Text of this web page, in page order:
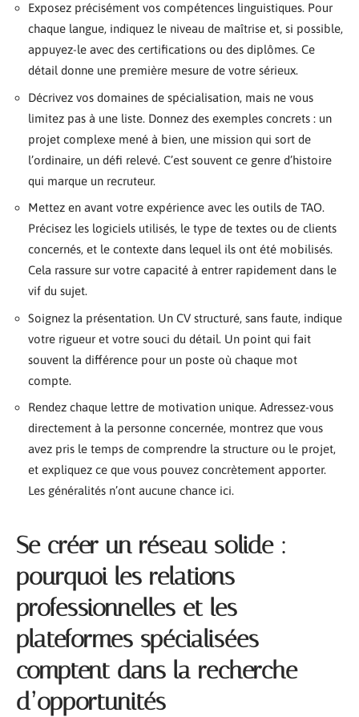
Exposez précisément vos compétences linguistiques. Pour
chaque langue, indiquez le niveau de maîtrise et, si possible,
appuyez-le avec des certifications ou des diplômes. Ce
détail donne une première mesure de votre sérieux.
Décrivez vos domaines de spécialisation, mais ne vous
limitez pas à une liste. Donnez des exemples concrets : un
projet complexe mené à bien, une mission qui sort de
l’ordinaire, un défi relevé. C’est souvent ce genre d’histoire
qui marque un recruteur.
Mettez en avant votre expérience avec les outils de TAO.
Précisez les logiciels utilisés, le type de textes ou de clients
concernés, et le contexte dans lequel ils ont été mobilisés.
Cela rassure sur votre capacité à entrer rapidement dans le
vif du sujet.
Soignez la présentation. Un CV structuré, sans faute, indique
votre rigueur et votre souci du détail. Un point qui fait
souvent la différence pour un poste où chaque mot
compte.
Rendez chaque lettre de motivation unique. Adressez-vous
directement à la personne concernée, montrez que vous
avez pris le temps de comprendre la structure ou le projet,
et expliquez ce que vous pouvez concrètement apporter.
Les généralités n’ont aucune chance ici.
Se créer un réseau solide :
pourquoi les relations
professionnelles et les
plateformes spécialisées
comptent dans la recherche
d’opportunités